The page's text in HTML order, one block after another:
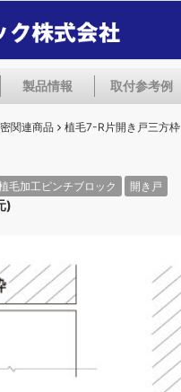
製品情報 取付参考例
関連商品 植毛7-R片開き戸三方枠
毛加工ピンチブロック 開き戸
)